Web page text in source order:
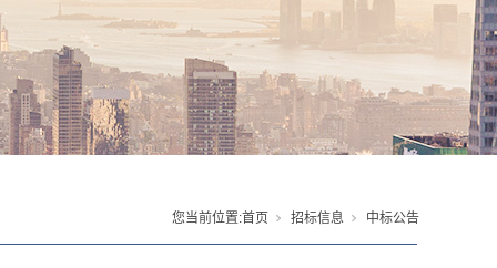
您当前位置:首页 招标信息 中标公告